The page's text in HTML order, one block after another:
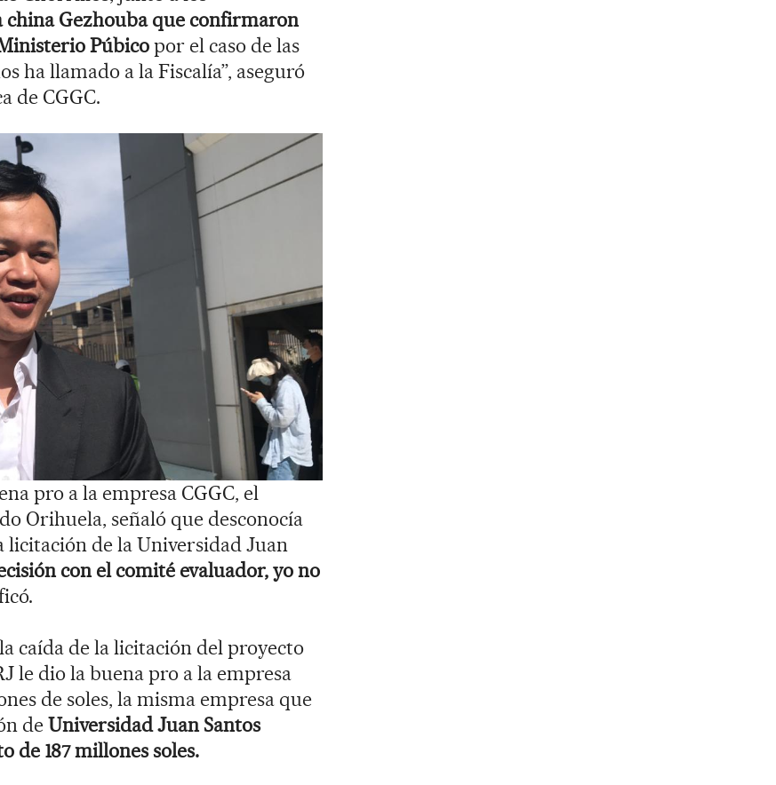
china Gezhouba que confirmaron
Púbicopor el caso de las
ha llamado a la Fiscalía”, aseguró
de CGGC.
pro a la empresa CGGC, el
Orihuela, señaló que desconocía
de la Universidad Juan
con el comité evaluador, yo no
caída de la licitación del proyecto
le dio la buena pro a la empresa
de soles, la misma empresa que
deUniversidad Juan Santos
de 187 millones soles.